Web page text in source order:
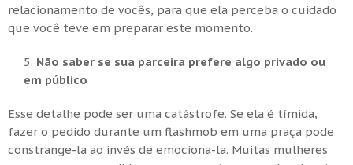
relacionamento de vocês, para que ela perceba o cuidado
que você teve em preparar este momento.
Não saber se sua parceira prefere algo privado ou
em público
Esse detalhe pode ser uma catástrofe. Se ela é tímida,
fazer o pedido durante um flashmob em uma praça pode
constrange-la ao invés de emociona-la. Muitas mulheres